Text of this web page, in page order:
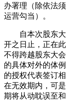
办署理（除依法
运营勾当）。
自本次股东大
开之日止，正在
不得跨越股东大
的具体对外的体
的授权代表签订
在无效期内，可
期将从动耽误至